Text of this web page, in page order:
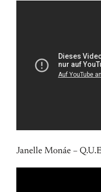
Janelle Monáe –